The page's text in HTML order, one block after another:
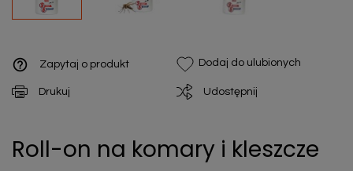
help_outline Zapytaj o produkt Dodaj do ulubionych
Drukuj Udostępnij
Roll-on na komary i kleszcze